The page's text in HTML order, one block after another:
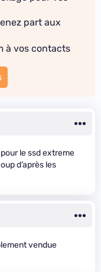
part aux
à vos contacts
le ssd extreme
d’après les
vendue